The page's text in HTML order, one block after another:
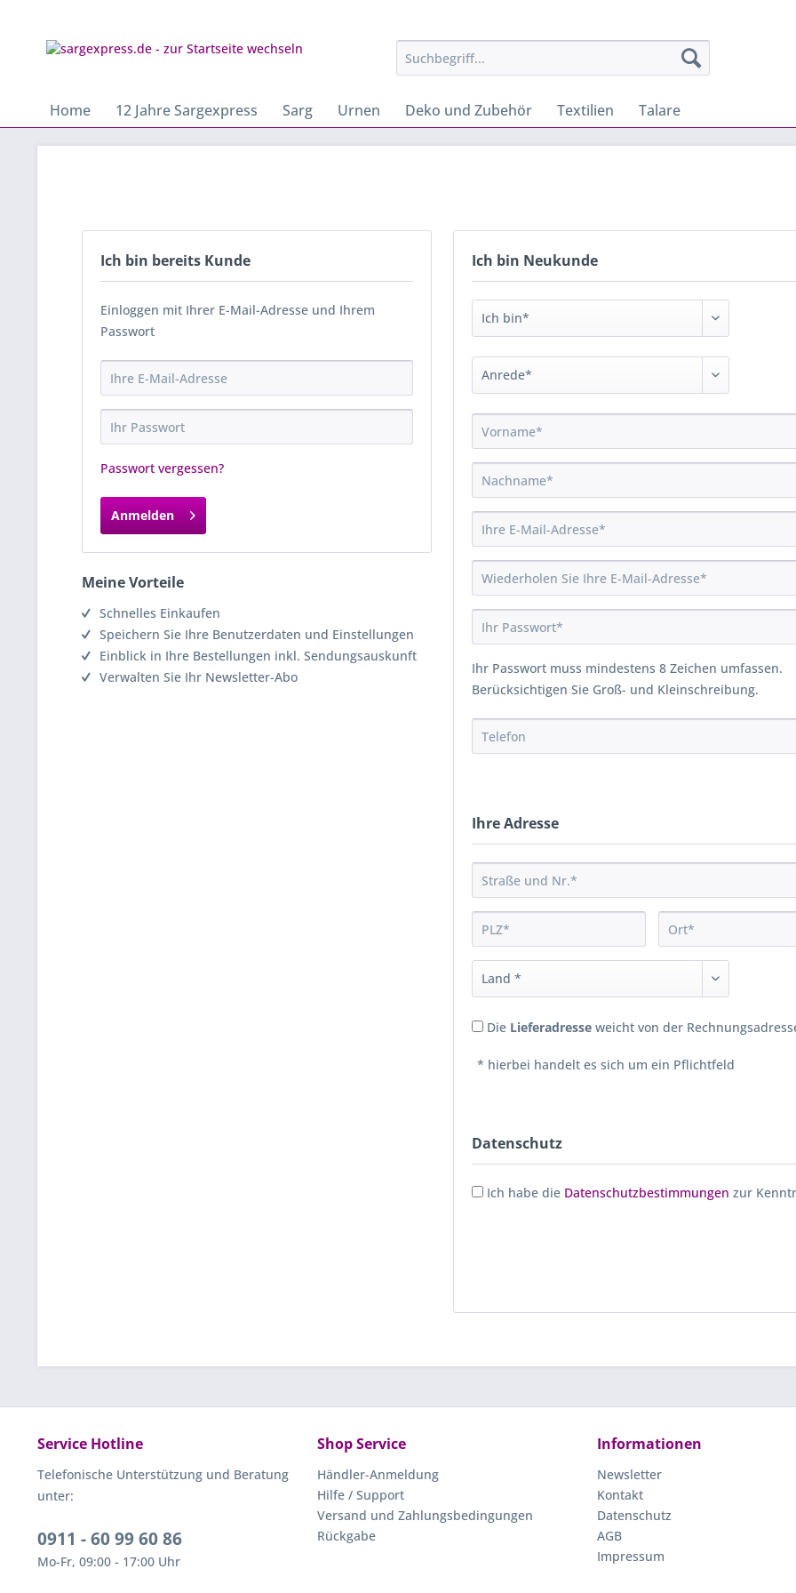
Home 12 Jahre Sargexpress Sarg Urnen Deko und Zubehör Textilien Talare
Ich bin Neukunde
Ihr Passwort muss mindestens 8 Zeichen umfassen.
Berücksichtigen Sie Groß- und Kleinschreibung.
Ihre Adresse
Die Lieferadresseweicht von der
* hierbei handelt es sich um ein Pflichtfeld
Datenschutz
Ich habe die Datenschutzbestimmungen zur
Ich bin bereits Kunde
Einloggen mit Ihrer E-Mail-Adresse und Ihrem
Passwort
Passwort vergessen?
Anmelden
Meine Vorteile
Schnelles Einkaufen
Speichern Sie Ihre Benutzerdaten und Einstellungen
Einblick in Ihre Bestellungen inkl. Sendungsauskunft
Verwalten Sie Ihr Newsletter-Abo
Service Hotline
Telefonische Unterstützung und Beratung
unter:
0911 - 60 99 60 86
Mo-Fr, 09:00 - 17:00 Uhr
Shop Service
Händler-Anmeldung
Hilfe / Support
Versand und Zahlungsbedingungen
Rückgabe
Informationen
Newsletter
Kontakt
Datenschutz
AGB
Impressum